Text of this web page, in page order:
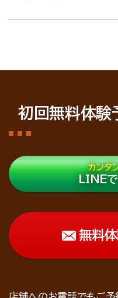
初回無料体験
カンタ
LINEで
無料